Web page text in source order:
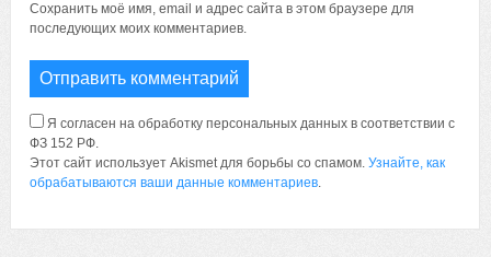
Сохранить моё имя, email и адрес сайта в этом браузере для
последующих моих комментариев.
Я согласен на обработку персональных данных в соответствии с
ФЗ 152 РФ.
Этот сайт использует Akismet для борьбы со спамом.Узнайте, как
обрабатываются ваши данные комментариев.